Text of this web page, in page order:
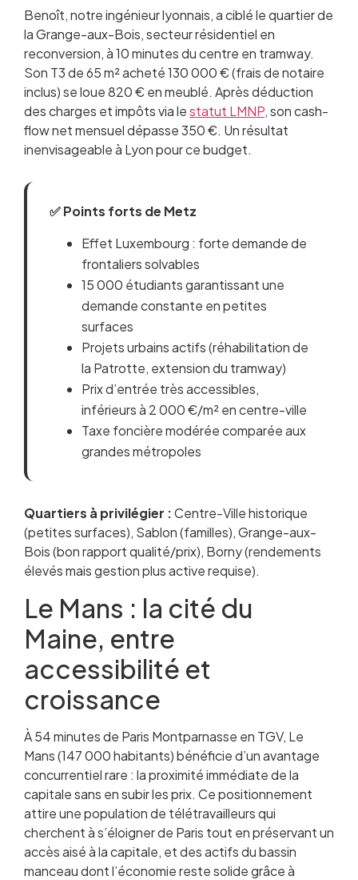
Benoît, notre ingénieur lyonnais, a ciblé le quartier de
la Grange-aux-Bois, secteur résidentiel en
reconversion, à 10 minutes du centre en tramway.
Son T3 de 65 m² acheté 130 000 € (frais de notaire
inclus) se loue 820 € en meublé. Après déduction
des charges et impôts via lestatut LMNP, son cash-
flow net mensuel dépasse 350 €. Un résultat
inenvisageable à Lyon pour ce budget.
✅ Points forts de Metz
Effet Luxembourg : forte demande de
frontaliers solvables
15 000 étudiants garantissant une
demande constante en petites
surfaces
Projets urbains actifs (réhabilitation de
la Patrotte, extension du tramway)
Prix d’entrée très accessibles,
inférieurs à 2 000 €/m² en centre-ville
Taxe foncière modérée comparée aux
grandes métropoles
Quartiers à privilégier :Centre-Ville historique
(petites surfaces), Sablon (familles), Grange-aux-
Bois (bon rapport qualité/prix), Borny (rendements
élevés mais gestion plus active requise).
Le Mans : la cité du
Maine, entre
accessibilité et
croissance
À 54 minutes de Paris Montparnasse en TGV, Le
Mans (147 000 habitants) bénéficie d’un avantage
concurrentiel rare : la proximité immédiate de la
capitale sans en subir les prix. Ce positionnement
attire une population de télétravailleurs qui
cherchent à s’éloigner de Paris tout en préservant un
accès aisé à la capitale, et des actifs du bassin
manceau dont l’économie reste solide grâce à